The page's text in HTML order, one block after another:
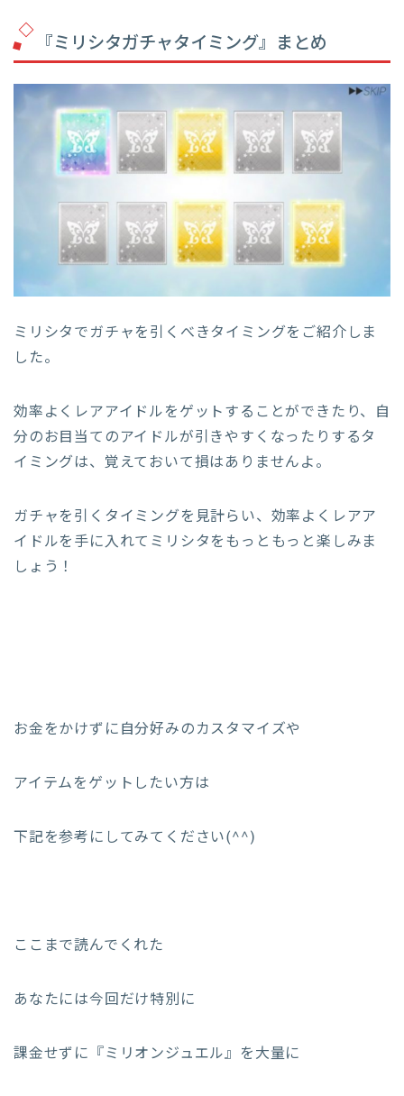
『ミリシタガチャタイミング』まとめ
ミリシタでガチャを引くべきタイミングをご紹介しま
した。
効率よくレアアイドルをゲットすることができたり、自
分のお目当てのアイドルが引きやすくなったりするタ
イミングは、覚えておいて損はありませんよ。
ガチャを引くタイミングを見計らい、効率よくレアア
イドルを手に入れてミリシタをもっともっと楽しみま
しょう！
お金をかけずに自分好みのカスタマイズや
アイテムをゲットしたい方は
下記を参考にしてみてください(^^)
ここまで読んでくれた
あなたには今回だけ特別に
課金せずに『ミリオンジュエル』を大量に